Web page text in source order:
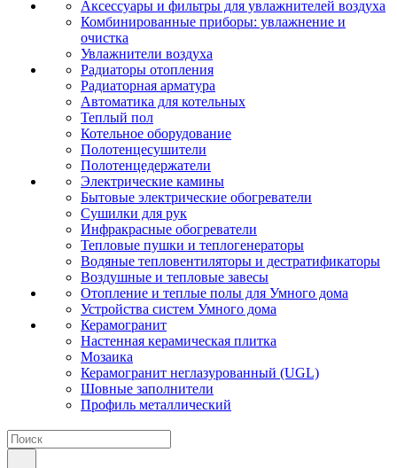
Аксессуары и фильтры для увлажнителей воздуха
Комбинированные приборы: увлажнение и
очистка
Увлажнители воздуха
Радиаторы отопления
Радиаторная арматура
Автоматика для котельных
Теплый пол
Котельное оборудование
Полотенцесушители
Полотенцедержатели
Электрические камины
Бытовые электрические обогреватели
Сушилки для рук
Инфракрасные обогреватели
Тепловые пушки и теплогенераторы
Водяные тепловентиляторы и дестратификаторы
Воздушные и тепловые завесы
Отопление и теплые полы для Умного дома
Устройства систем Умного дома
Керамогранит
Настенная керамическая плитка
Мозаика
Керамогранит неглазурованный (UGL)
Шовные заполнители
Профиль металлический